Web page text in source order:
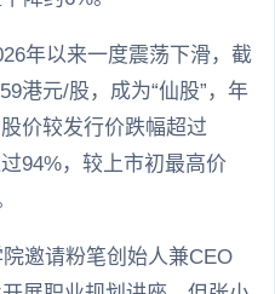
年以来一度震荡下滑，截
港元/股，成为“仙股”，年
价较发行价跌幅超过
94%，较上市初最高价
邀请粉笔创始人兼CEO